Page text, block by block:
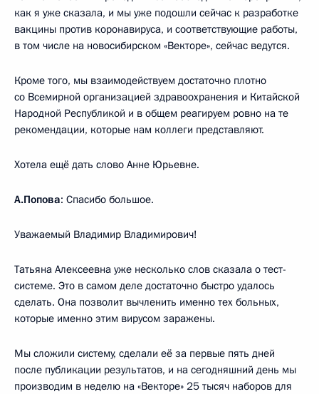
как я уже сказала, и мы уже подошли сейчас к разработке
вакцины против коронавируса, и соответствующие работы,
в том числе на новосибирском «Векторе», сейчас ведутся.
Кроме того, мы взаимодействуем достаточно плотно
со Всемирной организацией здравоохранения и Китайской
Народной Республикой и в общем реагируем ровно на те
рекомендации, которые нам коллеги представляют.
Хотела ещё дать слово Анне Юрьевне.
А.Попова: Спасибо большое.
Уважаемый Владимир Владимирович!
Татьяна Алексеевна уже несколько слов сказала о тест-
системе. Это в самом деле достаточно быстро удалось
сделать. Она позволит вычленить именно тех больных,
которые именно этим вирусом заражены.
Мы сложили систему, сделали её за первые пять дней
после публикации результатов, и на сегодняшний день мы
производим в неделю на «Векторе» 25 тысяч наборов для